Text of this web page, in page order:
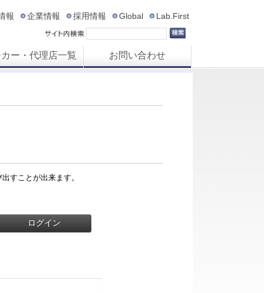
報 企業情報 採用情報 Global Lab.First
カー・代理店一覧 お問い合わせ
すことが出来ます。